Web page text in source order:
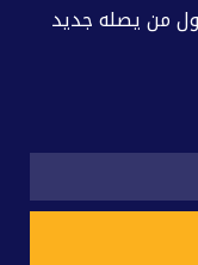
من يصله جديد